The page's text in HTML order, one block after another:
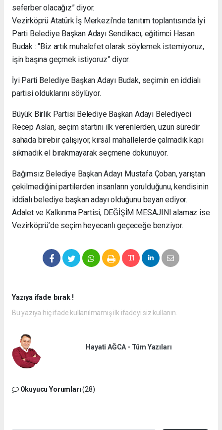
seferber olacağız” diyor.
Vezirköprü Atatürk İş Merkezi’nde tanıtım toplantısında İyi
Parti Belediye Başkan Adayı Sendikacı, eğitimci Hasan
Budak : “Biz artık muhalefet olarak söylemek istemiyoruz,
işin başına geçmek istiyoruz” diyor.
İyi Parti Belediye Başkan Adayı Budak, seçimin en iddialı
partisi olduklarını söylüyor.
Büyük Birlik Partisi Belediye Başkan Adayı Belediyeci
Recep Aslan, seçim startını ilk verenlerden, uzun süredir
sahada birebir çalışıyor, kırsal mahallelerde çalmadık kapı
sıkmadık el bırakmayarak seçmene dokunuyor.
Bağımsız Belediye Başkan Adayı Mustafa Çoban, yarıştan
çekilmediğini partilerden insanların yorulduğunu, kendisinin
iddialı belediye başkan adayı olduğunu beyan ediyor.
Adalet ve Kalkınma Partisi, DEĞİŞİM MESAJINI alamaz ise
Vezirköprü’de seçim heyecanlı geçeceğe benziyor.
Yazıya ifade bırak !
Bu yazıya hiç ifade kullanılmamış ilk ifadeyi siz kullanın.
Hayati AĞCA - Tüm Yazıları
Okuyucu Yorumları(28)